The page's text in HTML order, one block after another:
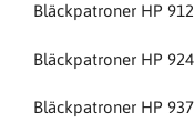
Bläckpatroner HP 912
Bläckpatroner HP 924
Bläckpatroner HP 937